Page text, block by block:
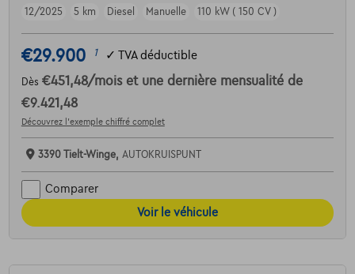
12/2025
5 km Diesel Manuelle 110 kW ( 150 CV )
€29.900 1 ✓ TVA déductible
Dès €451,48/mois et une dernière mensualité de
€9.421,48
Découvrez l’exemple chiffré complet
3390 Tielt-Winge, AUTOKRUISPUNT
Comparer
Voir le véhicule